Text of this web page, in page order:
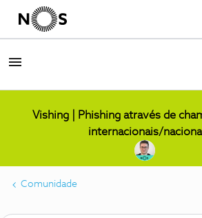
Vishing | Phishing através de
internacionais/
Comunidade